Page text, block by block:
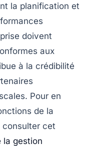
la planification et
doivent
aux
à la crédibilité
Pour en
de la
consulter cet
la gestion